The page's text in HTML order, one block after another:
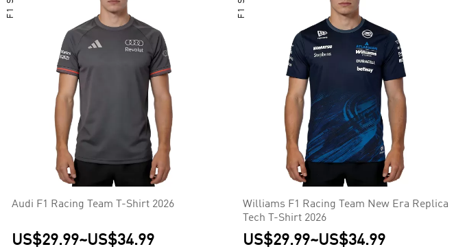
Audi F1 Racing Team T-Shirt 2026
US$29.99~US$34.99
Williams F1 Racing Team New Era Replica
Tech T-Shirt 2026
US$29.99~US$34.99